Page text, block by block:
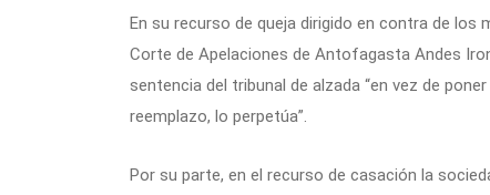
En su recurso de queja dirigido en contra de los
Corte de Apelaciones de Antofagasta Andes
sentencia del tribunal de alzada “en vez de
reemplazo, lo perpetúa”.
Por su parte, en el recurso de casación la